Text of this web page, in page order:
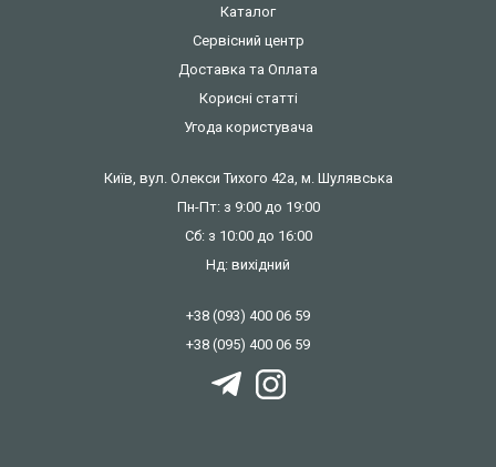
Каталог
Сервісний центр
Доставка та Оплата
Корисні статті
Угода користувача
Київ, вул. Олекси Тихого 42а, м. Шулявська
Пн-Пт: з 9:00 до 19:00
Сб: з 10:00 до 16:00
Нд: вихідний
+38 (093) 400 06 59
+38 (095) 400 06 59